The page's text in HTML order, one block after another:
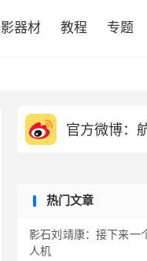
器材 教程 专题
官方微博：
热门文章
影石刘靖康：接下来一
人机